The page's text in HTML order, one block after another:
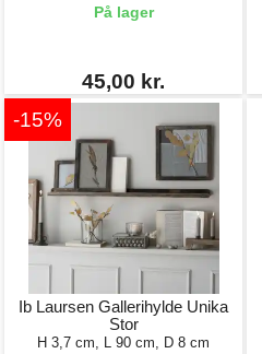
På lager
45,00 kr.
-15%
Ib Laursen Gallerihylde Unika
Stor
H 3,7 cm, L 90 cm, D 8 cm